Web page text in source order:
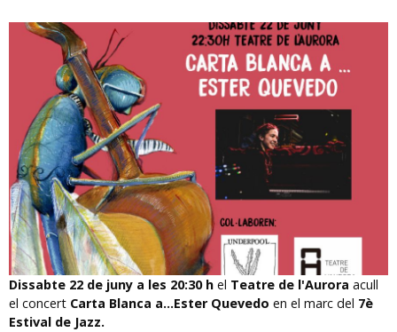
Diapositiva 1 de 1
Dissabte 22 de juny a les 20:30 h el Teatre de l'Aurora acull
el concert Carta Blanca a...Ester Quevedo en el marc del 7è
Estival de Jazz.